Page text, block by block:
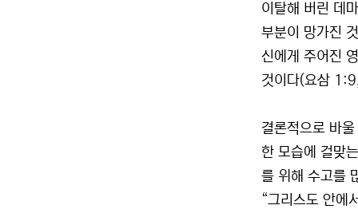
이탈해 버린 데
부분이 망가진
신에게 주어진
것이다(요삼
결론적으로 바
한 모습에 걸맞
를 위해 수고를
“그리스도 안에